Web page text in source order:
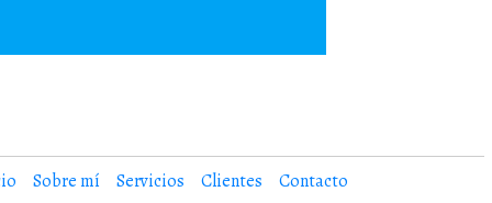
Sobre mí Servicios Clientes Contacto